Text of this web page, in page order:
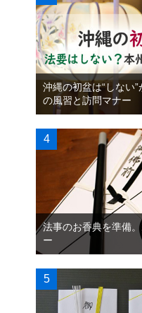
沖縄の初盆は“しない
の風習と訪問マナー
法事のお香典を準備
ー